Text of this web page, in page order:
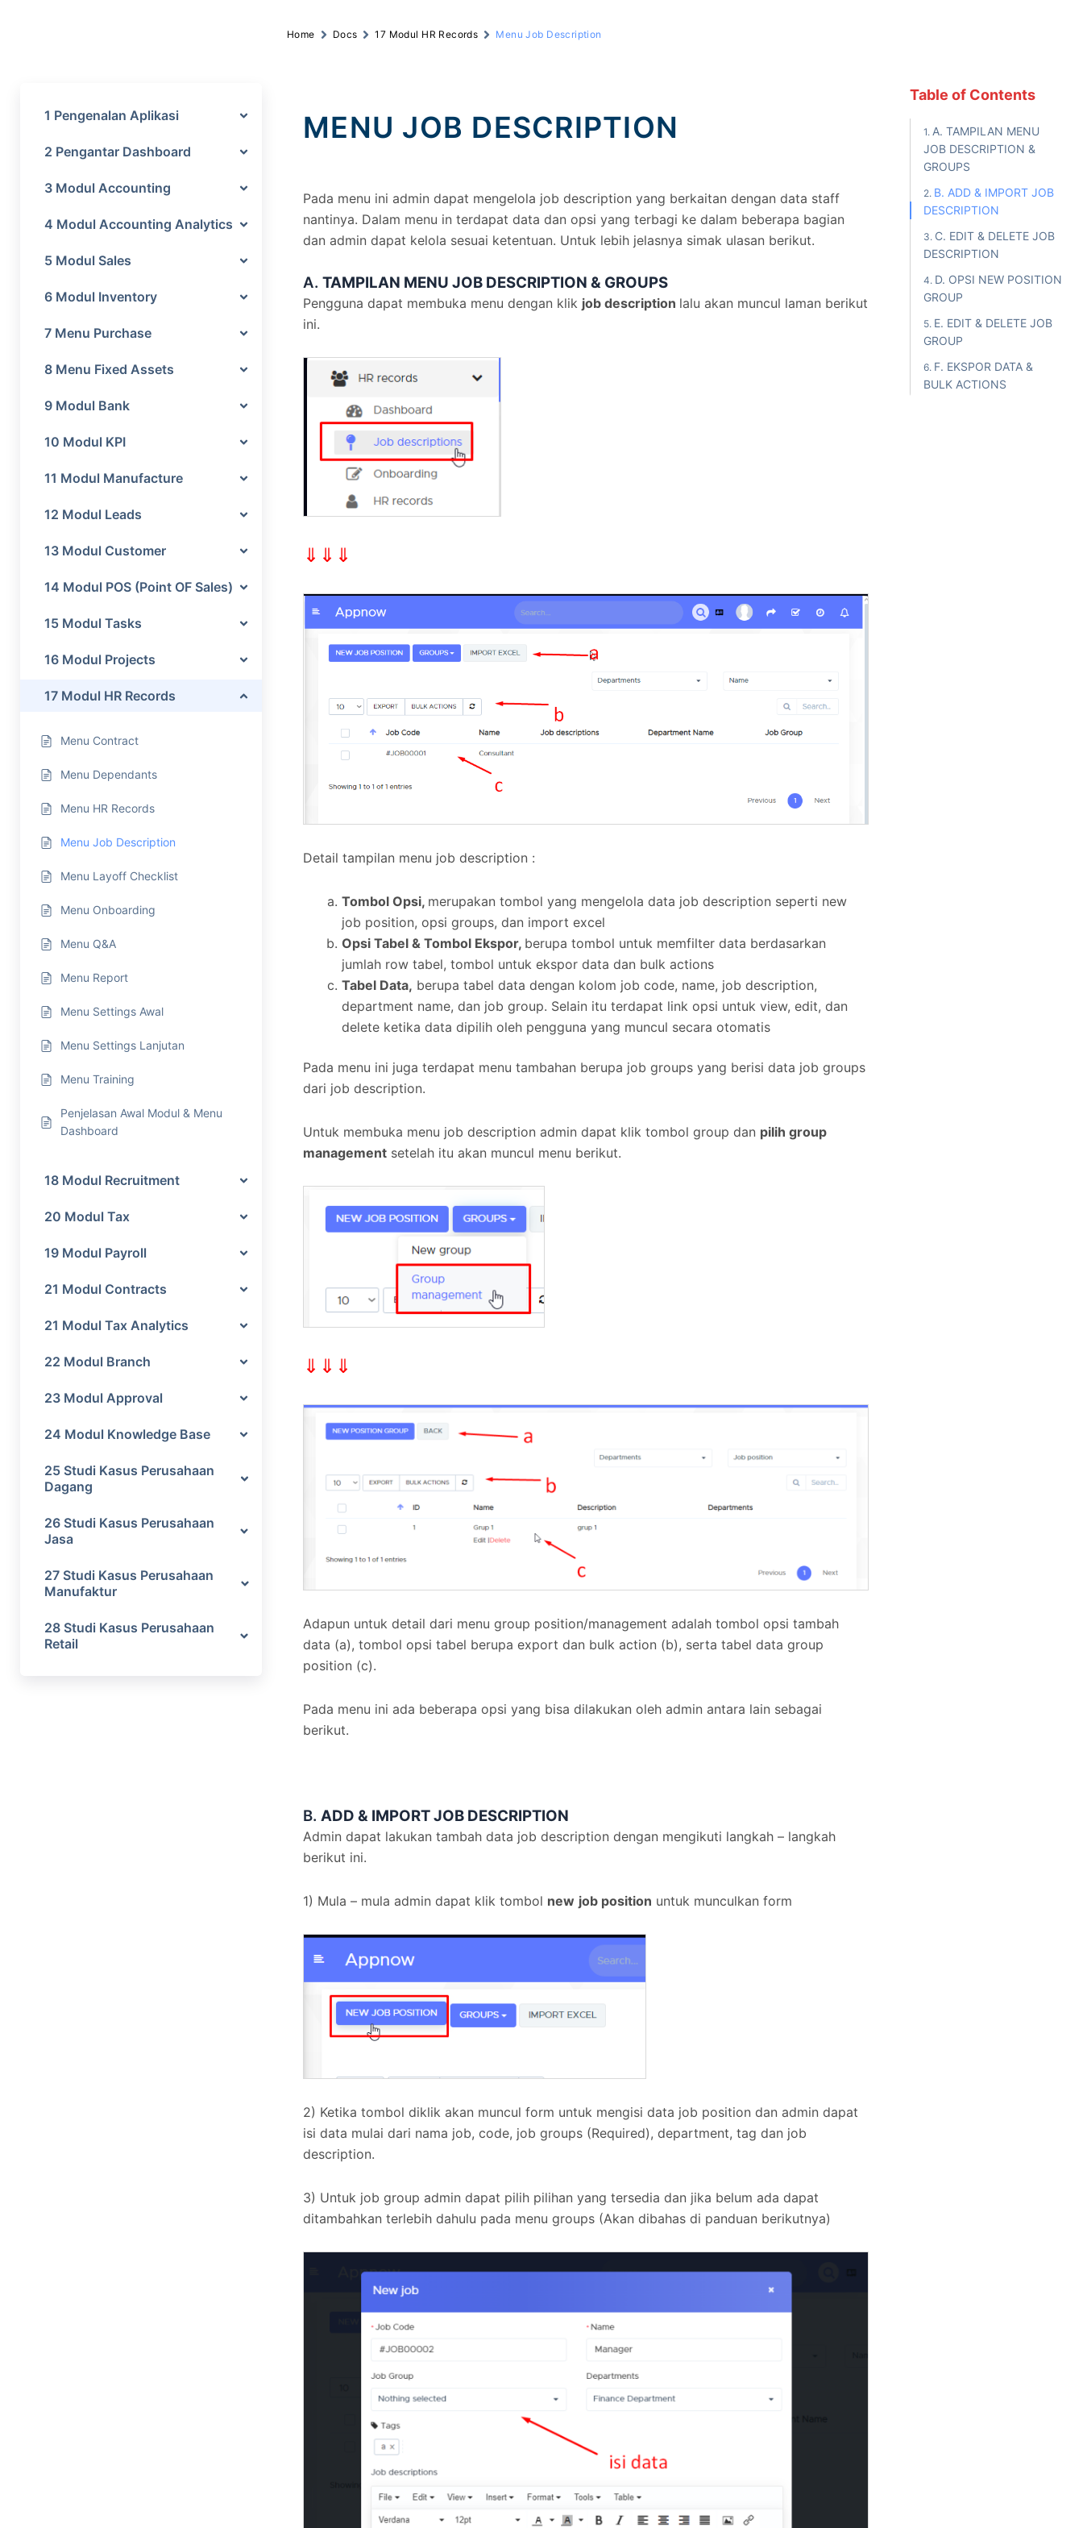
1 Pengenalan Aplikasi
2 Pengantar Dashboard
3 Modul Accounting
4 Modul Accounting Analytics
5 Modul Sales
6 Modul Inventory
7 Menu Purchase
8 Menu Fixed Assets
9 Modul Bank
10 Modul KPI
11 Modul Manufacture
12 Modul Leads
13 Modul Customer
14 Modul POS (Point OF Sales)
15 Modul Tasks
16 Modul Projects
17 Modul HR Records
Menu Contract
Menu Dependants
Menu HR Records
Menu Job Description
Menu Layoff Checklist
Menu Onboarding
Menu Q&A
Menu Report
Menu Settings Awal
Menu Settings Lanjutan
Menu Training
Penjelasan Awal Modul & Menu
Dashboard
18 Modul Recruitment
20 Modul Tax
19 Modul Payroll
21 Modul Contracts
21 Modul Tax Analytics
22 Modul Branch
23 Modul Approval
24 Modul Knowledge Base
25 Studi Kasus Perusahaan
Dagang
26 Studi Kasus Perusahaan
Jasa
27 Studi Kasus Perusahaan
Manufaktur
28 Studi Kasus Perusahaan
Retail
Home Docs 17 Modul HR Records Menu Job Description
MENU JOB DESCRIPTION
Pada menu ini admin dapat mengelola job description yang berkaitan dengan data staff
nantinya. Dalam menu in terdapat data dan opsi yang terbagi ke dalam beberapa bagian
dan admin dapat kelola sesuai ketentuan. Untuk lebih jelasnya simak ulasan berikut.
A. TAMPILAN MENU JOB DESCRIPTION & GROUPS
Pengguna dapat membuka menu dengan klik job description lalu akan muncul laman berikut
ini.
⇓⇓⇓
Detail tampilan menu job description :
Tombol Opsi, merupakan tombol yang mengelola data job description seperti new
job position, opsi groups, dan import excel
Opsi Tabel & Tombol Ekspor, berupa tombol untuk memfilter data berdasarkan
jumlah row tabel, tombol untuk ekspor data dan bulk actions
Tabel Data, berupa tabel data dengan kolom job code, name, job description,
department name, dan job group. Selain itu terdapat link opsi untuk view, edit, dan
delete ketika data dipilih oleh pengguna yang muncul secara otomatis
Pada menu ini juga terdapat menu tambahan berupa job groups yang berisi data job groups
dari job description.
Untuk membuka menu job description admin dapat klik tombol group dan pilih group
managementsetelah itu akan muncul menu berikut.
⇓⇓⇓
Adapun untuk detail dari menu group position/management adalah tombol opsi tambah
data (a), tombol opsi tabel berupa export dan bulk action (b), serta tabel data group
position (c).
Pada menu ini ada beberapa opsi yang bisa dilakukan oleh admin antara lain sebagai
berikut.
B. ADD & IMPORT JOB DESCRIPTION
Admin dapat lakukan tambah data job description dengan mengikuti langkah – langkah
berikut ini.
1) Mula – mula admin dapat klik tombol new job position untuk munculkan form
2) Ketika tombol diklik akan muncul form untuk mengisi data job position dan admin dapat
isi data mulai dari nama job, code, job groups (Required), department, tag dan job
description.
3) Untuk job group admin dapat pilih pilihan yang tersedia dan jika belum ada dapat
ditambahkan terlebih dahulu pada menu groups (Akan dibahas di panduan berikutnya)
Table of Contents
A. TAMPILAN MENU
JOB DESCRIPTION &
GROUPS
B. ADD & IMPORT JOB
DESCRIPTION
C. EDIT & DELETE JOB
DESCRIPTION
D. OPSI NEW POSITION
GROUP
E. EDIT & DELETE JOB
GROUP
F. EKSPOR DATA &
BULK ACTIONS